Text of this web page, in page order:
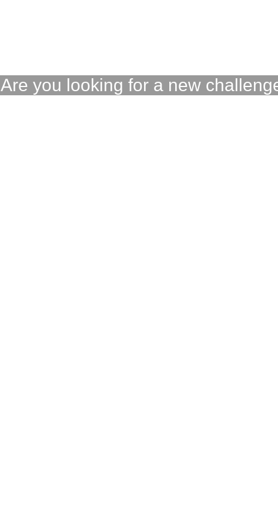
Are you looking for a new